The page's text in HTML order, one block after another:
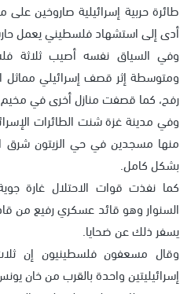
طائرة حربية إسرائيلية صاروخين
أدى إلى استشهاد فلسطيني يعمل
وفي السياق نفسه أصيب ثلاثة
ومتوسطة إثر قصف إسرائيلي
رفح، كما قصفت منازل أخرى في
وفي مدينة غزة شنت الطائرات
منها مسجدين في حي الزيتون شرق
بشكل كامل.
كما نفذت قوات الاحتلال غارة
السنوار وهو قائد عسكري رفيع من
يسفر ذلك عن ضحايا.
وقال مسعفون فلسطينيون إن
إسرائيليتين واحدة بالقرب من خان